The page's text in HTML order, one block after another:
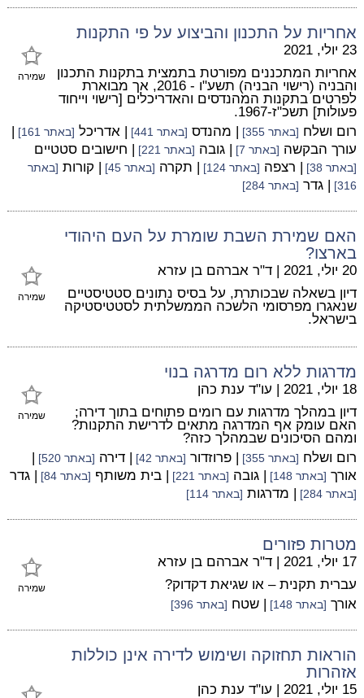
אחריות על התכנון והביצוע על פי התקנות
שמירה
23 יולי, 2021
אחריות המתכננים מפורטת בתמצית בתקנות התכנון
והבניה (רישוי הבניה) תשע"ו - 2016, אך מבוארת
לפרטים בתקנות המהנדסים והאדריכלים [רישוי וייחוד
פעולות] תשכ"ז-1967.
רום ושלח [באתר 355] | מהנדס [באתר 441] | אדריכל [באתר 161]
|
עורך הבקשה [באתר 7] | גובה [באתר 221] | חישובים סטטיים
[באתר 38] | רצפה [באתר 124] | תקרה [באתר 45] | קורות [באתר
316]
| גדר [באתר 284]
האם שמירת השבת שומרת על העם היהודי
בארצו?
שמירה
20 יולי, 2021 | ד"ר אברהם בן עזרא
דיון בשאלה שבכותרת, על בסיס נתונים סטטיסטיים
שנאגרו מפרסומי הלשכה הממשלתית לסטטיסטיקה
בישראל.
מדרגות ללא רום מדרגה בנוי
שמירה
18 יולי, 2021 | עו"ד ענת כהן
דיון במהלך מדרגות עם רומים פתוחים בתוך דירה;
האם עומק אף המדרגה מתאים לדרישת התקנות?
ומהם הסיכונים שבמהלך כזה?
רום ושלח [באתר 355] | פרוזדור [באתר 42] | דירה [באתר 520]
|
אורך [באתר 148] | גובה [באתר 221] | בית משותף [באתר 84] | גדר
[באתר 284] | מדרגות [באתר 114]
מטרות פזורים
שמירה
17 יולי, 2021 | ד"ר אברהם בן עזרא
עברית תקנית – או שגיאת דקדוק?
אורך [באתר 148] | שטח [באתר 396]
הוראות תחזוקה ושימוש לדירה אינן כוללות
אזהרות
15 יולי, 2021 | עו"ד ענת כהן